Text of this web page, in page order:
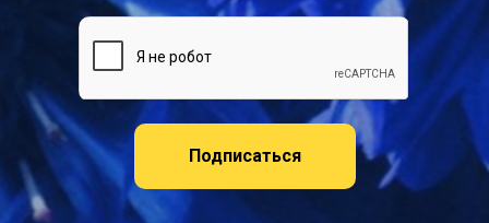
Подписаться